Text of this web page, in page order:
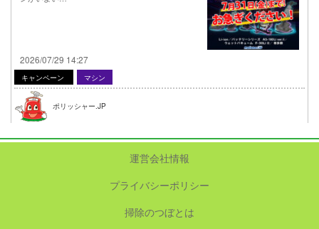
2026/07/29 14:27
キャンペーン マシン
ポリッシャー.JP
運営会社情報
プライバシーポリシー
掃除のつぼとは